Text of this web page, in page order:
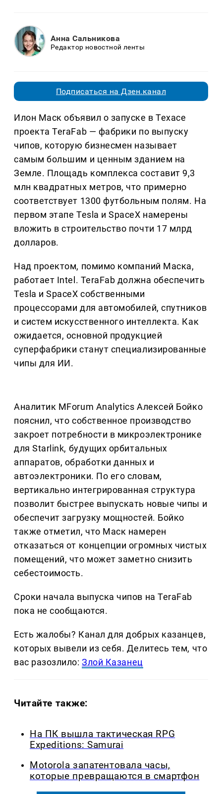
Анна Сальникова
Редактор новостной ленты
Подписаться на Дзен.канал
Илон Маск объявил о запуске в Техасе
проекта TeraFab — фабрики по выпуску
чипов, которую бизнесмен называет
самым большим и ценным зданием на
Земле. Площадь комплекса составит 9,3
млн квадратных метров, что примерно
соответствует 1300 футбольным полям. На
первом этапе Tesla и SpaceX намерены
вложить в строительство почти 17 млрд
долларов.
Над проектом, помимо компаний Маска,
работает Intel. TeraFab должна обеспечить
Tesla и SpaceX собственными
процессорами для автомобилей, спутников
и систем искусственного интеллекта. Как
ожидается, основной продукцией
суперфабрики станут специализированные
чипы для ИИ.
Аналитик MForum Analytics Алексей Бойко
пояснил, что собственное производство
закроет потребности в микроэлектронике
для Starlink, будущих орбитальных
аппаратов, обработки данных и
автоэлектроники. По его словам,
вертикально интегрированная структура
позволит быстрее выпускать новые чипы и
обеспечит загрузку мощностей. Бойко
также отметил, что Маск намерен
отказаться от концепции огромных чистых
помещений, что может заметно снизить
себестоимость.
Сроки начала выпуска чипов на TeraFab
пока не сообщаются.
Есть жалобы? Канал для добрых казанцев,
которых вывели из себя. Делитеcь тем, что
вас разозлило:Злой Казанец
Читайте также:
На ПК вышла тактическая RPG
Expeditions: Samurai
Motorola запатентовала часы,
которые превращаются в смартфон